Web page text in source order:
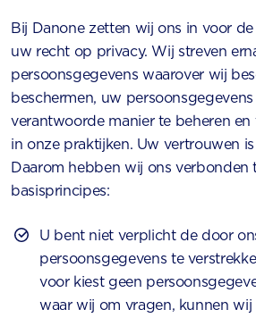
Bij Danone zetten wij ons in voor
uw recht op privacy. Wij streven
persoonsgegevens waarover wij
beschermen, uw
verantwoorde manier te beheren
in onze praktijken. Uw vertrouwen
Daarom hebben wij ons verbonden
basisprincipes:
U bent niet verplicht de door
persoonsgegevens te
voor kiest geen
waar wij om vragen, kunnen